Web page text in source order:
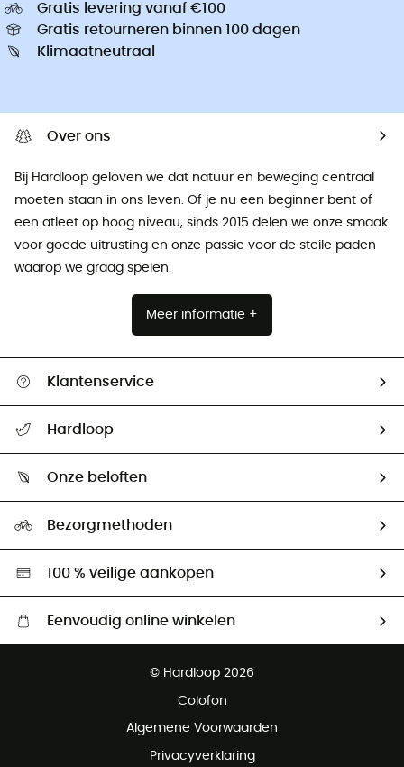
Gratis levering vanaf €100
Gratis retourneren binnen 100 dagen
Klimaatneutraal
Over ons
Bij Hardloop geloven we dat natuur en beweging centraal
moeten staan ​​in ons leven. Of je nu een beginner bent of
een atleet op hoog niveau, sinds 2015 delen we onze smaak
voor goede uitrusting en onze passie voor de steile paden
waarop we graag spelen.
Meer informatie +
Klantenservice
Retourzendingen & Terugbetalingen
Hardloop
Ambassadeurs
Onze beloften
Hardgreen
Bezorgmethoden
100 % veilige aankopen
Eenvoudig online winkelen
Gratis retourneren binnen 100 dagen
© Hardloop 2026
Colofon
Algemene Voorwaarden
Privacyverklaring